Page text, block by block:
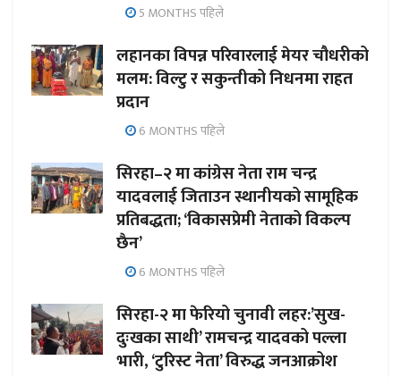
5 MONTHS पहिले
लहानका विपन्न परिवारलाई मेयर चौधरीको
मलम: विल्टु र सकुन्तीको निधनमा राहत
प्रदान
6 MONTHS पहिले
सिरहा–२ मा कांग्रेस नेता राम चन्द्र
यादवलाई जिताउन स्थानीयको सामूहिक
प्रतिबद्धता; ‘विकासप्रेमी नेताको विकल्प
छैन’
6 MONTHS पहिले
सिरहा-२ मा फेरियो चुनावी लहर:’सुख-
दुःखका साथी’ रामचन्द्र यादवको पल्ला
भारी, ‘टुरिस्ट नेता’ विरुद्ध जनआक्रोश